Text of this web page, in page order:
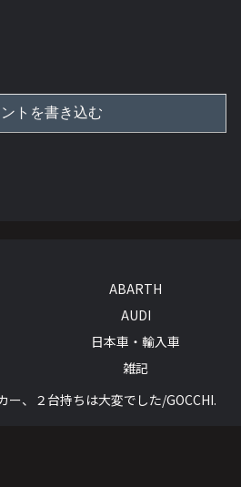
トを書き込む
ABARTH
AUDI
日本車・輸入車
雑記
ー、２台持ちは大変でした/GOCCHI.